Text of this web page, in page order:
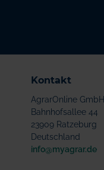
Kontakt
AgrarOnline GmbH
Bahnhofsallee 44
23909 Ratzeburg
Deutschland
info@myagrar.de